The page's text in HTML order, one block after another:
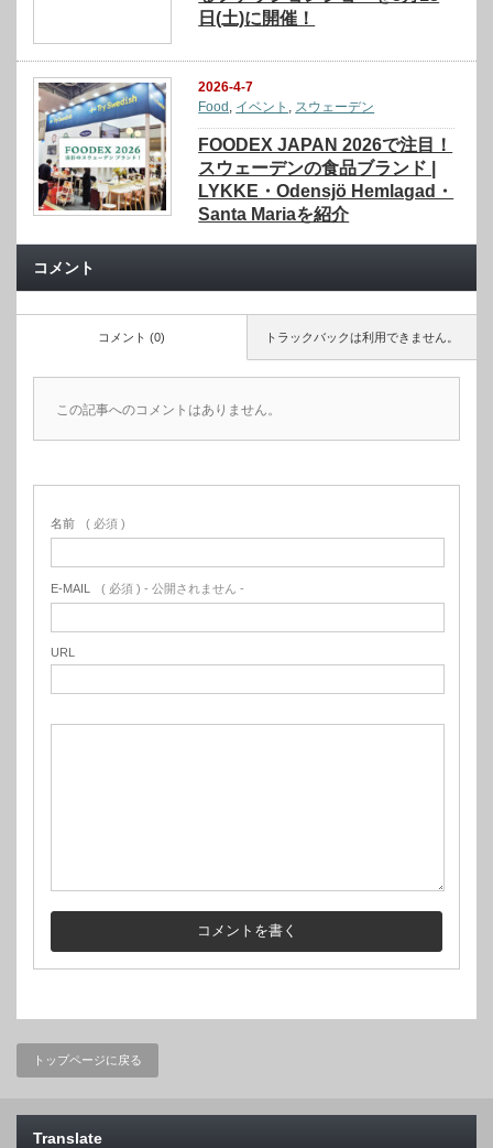
日(土)に開催！
2026-4-7
Food イベント スウェーデン
FOODEX JAPAN 2026で注目！
スウェーデンの食品ブランド |
LYKKE・Odensjö Hemlagad・
Santa Mariaを紹介
コメント
トラックバックは利用できません。
コメント (0)
この記事へのコメントはありません。
名前 ( 必須 )
E-MAIL ( 必須 ) - 公開されません -
URL
トップページに戻る
Translate